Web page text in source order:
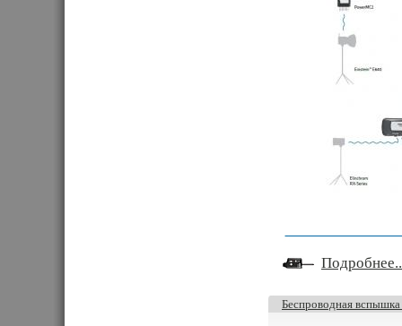
Беспроводная